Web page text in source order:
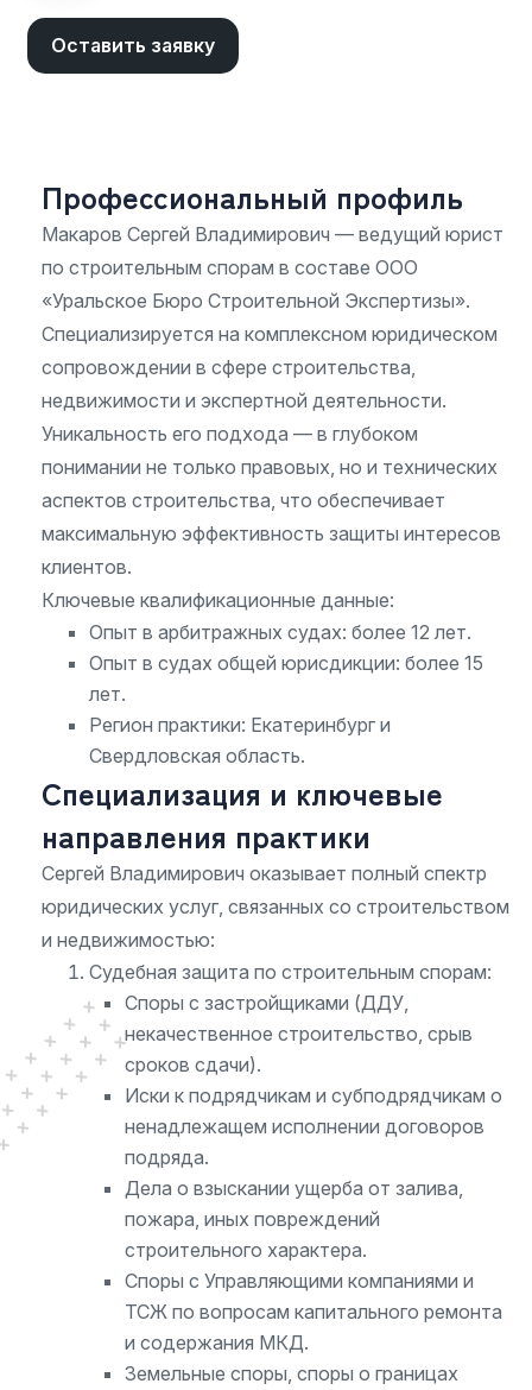
Оставить заявку
Профессиональный профиль
Макаров Сергей Владимирович — ведущий юрист
по строительным спорам в составе ООО
«Уральское Бюро Строительной Экспертизы».
Специализируется на комплексном юридическом
сопровождении в сфере строительства,
недвижимости и экспертной деятельности.
Уникальность его подхода — в глубоком
понимании не только правовых, но и технических
аспектов строительства, что обеспечивает
максимальную эффективность защиты интересов
клиентов.
Ключевые квалификационные данные:
Опыт в арбитражных судах: более 12 лет.
Опыт в судах общей юрисдикции: более 15
лет.
Регион практики: Екатеринбург и
Свердловская область.
Специализация и ключевые
направления практики
Сергей Владимирович оказывает полный спектр
юридических услуг, связанных со строительством
и недвижимостью:
Судебная защита по строительным спорам:
Споры с застройщиками (ДДУ,
некачественное строительство, срыв
сроков сдачи).
Иски к подрядчикам и субподрядчикам о
ненадлежащем исполнении договоров
подряда.
Дела о взыскании ущерба от залива,
пожара, иных повреждений
строительного характера.
Споры с Управляющими компаниями и
ТСЖ по вопросам капитального ремонта
и содержания МКД.
Земельные споры, споры о границах